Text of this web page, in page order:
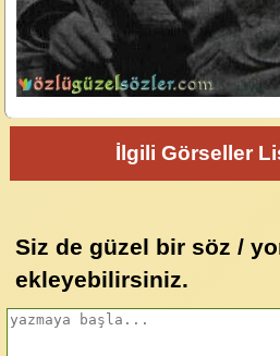
İlgili Görseller
Siz de güzel bir söz /
ekleyebilirsiniz.